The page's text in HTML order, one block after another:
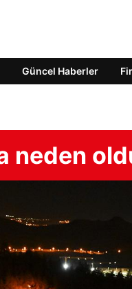
Güncel Haberler
neden